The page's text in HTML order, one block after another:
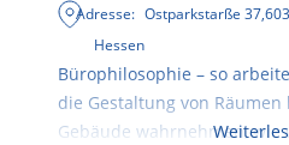
Adresse: Ostparkstarße 37,
Hessen
Bürophilosophie – so
die Gestaltung von
Gebäude wahrnehmen, wie